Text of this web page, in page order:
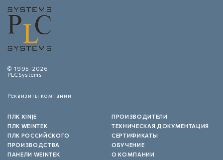
© 1995-2026
PLCSystems
Реквизиты компании
ПЛК XINJE
ПЛК WEINTEK
ПЛК РОССИЙСКОГО
ПРОИЗВОДСТВА
ПАНЕЛИ WEINTEK
ПРОИЗВОДИТЕЛИ
ТЕХНИЧЕСКАЯ ДОКУМЕНТАЦИЯ
СЕРТИФИКАТЫ
ОБУЧЕНИЕ
О КОМПАНИИ